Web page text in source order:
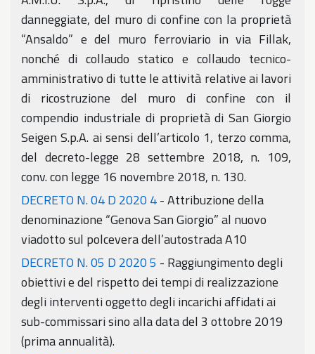
danneggiate, del muro di confine con la proprietà
“Ansaldo” e del muro ferroviario in via Fillak,
nonché di collaudo statico e collaudo tecnico-
amministrativo di tutte le attività relative ai lavori
di ricostruzione del muro di confine con il
compendio industriale di proprietà di San Giorgio
Seigen S.p.A. ai sensi dell’articolo 1, terzo comma,
del decreto-legge 28 settembre 2018, n. 109,
conv. con legge 16 novembre 2018, n. 130.
DECRETO N. 04 D 2020 4- Attribuzione della
denominazione “Genova San Giorgio” al nuovo
viadotto sul polcevera dell’autostrada A10
DECRETO N. 05 D 2020 5 - Raggiungimento degli
obiettivi e del rispetto dei tempi di realizzazione
degli interventi oggetto degli incarichi affidati ai
sub-commissari sino alla data del 3 ottobre 2019
(prima annualità).